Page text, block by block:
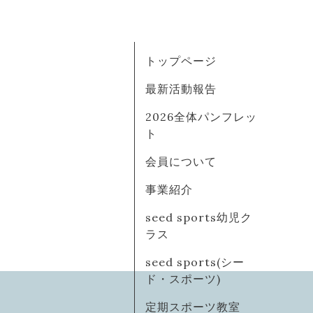
トップページ
最新活動報告
2026全体パンフレッ
ト
会員について
事業紹介
seed sports幼児ク
ラス
seed sports(シー
ド・スポーツ)
定期スポーツ教室